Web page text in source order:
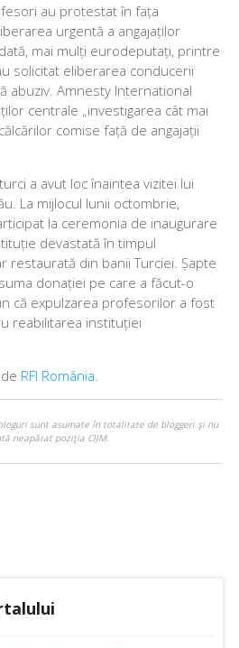
au protestat în fața
urgentă a angajaților
mai mulți eurodeputați, printre
solicitat eliberarea conducerii
abuziv. Amnesty International
centrale „investigarea cât mai
comise față de angajații
a avut loc înaintea vizitei lui
La mijlocul lunii octombrie,
la ceremonia de inaugurare
devastată în timpul
restaurată din banii Turciei. Șapte
donației pe care a făcut-o
că expulzarea profesorilor a fost
reabilitarea instituției
RFI România
sunt asumate în totalitate de bloggeri şi nu
neapărat poziţia CIJM.